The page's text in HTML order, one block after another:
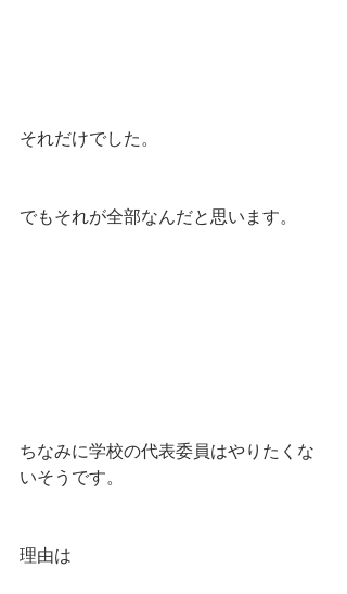
それだけでした。
でもそれが全部なんだと思います。
ちなみに学校の代表委員はやりたくな
いそうです。
理由は